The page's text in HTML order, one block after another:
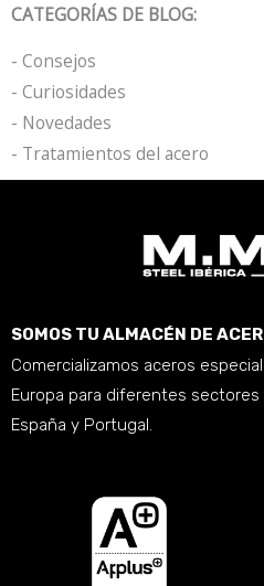
CATEGORÍAS DE BLOG:
- Consejos
- Curiosidades
- Novedades
- Tratamientos del acero
SOMOS TU ALMACÉN DE
Comercializamos aceros
Europa para diferentes
España y Portugal.